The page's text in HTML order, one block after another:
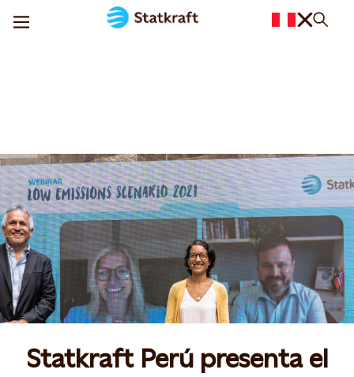
Statkraft Perú presenta el